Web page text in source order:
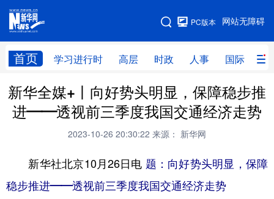
网站无障碍
PC版本
首页 学习进行时 高层 时政 人事 国际 财
网站地图
学习进行时 高层 时政 人事
财经 网评 港澳
科技 科创 量子 体育
文化 书画 健康
新华全媒+丨向好势头明显，保障稳步推
进——透视前三季度我国交通经济走势
2023-10-26 20:30:22 来源： 新华网
新华社北京10月26日电 题：向好势头明显，保障
稳步推进——透视前三季度我国交通经济走势